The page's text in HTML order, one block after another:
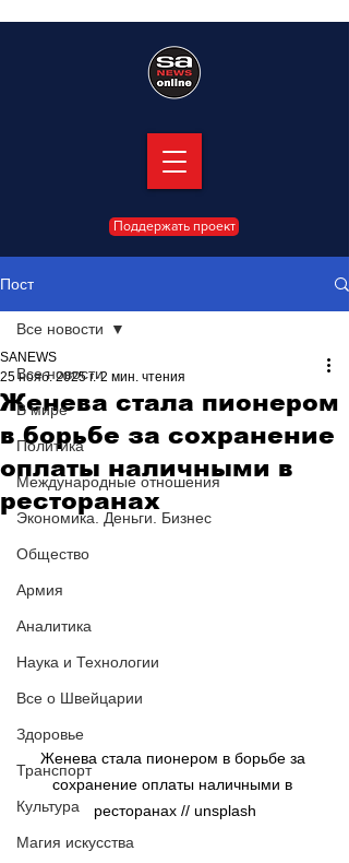
Поддержать проект
Пост
Все новости
В мире
Политика
Международные отношения
Экономика. Деньги. Бизнес
Общество
Армия
Аналитика
Наука и Технологии
Все о Швейцарии
Здоровье
Транспорт
Культура
Магия искусства
Все новости
Женева стала пионером
в борьбе за сохранение
оплаты наличными в
ресторанах
SANEWS
25 нояб. 2025 г. 2 мин. чтения
Женева стала пионером в борьбе за
сохранение оплаты наличными в
ресторанах // unsplash